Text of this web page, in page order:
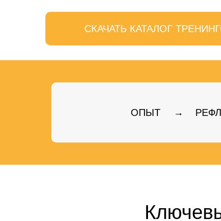
СКАЧАТЬ КАТАЛОГ
→
ОПЫТ